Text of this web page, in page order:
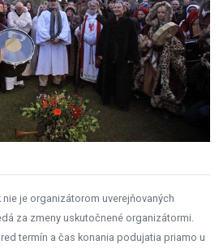
je organizátorom uverejňovaných
za zmeny uskutočnené organizátormi.
termín a čas konania podujatia priamo u